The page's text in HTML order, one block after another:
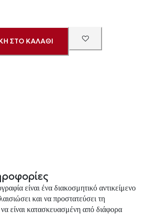
ΣΤΟ ΚΑΛΑΘΙ
είναι ένα διακοσμητικό αντικείμενο
και να προστατεύσει τη
είναι κατασκευασμένη από διάφορα